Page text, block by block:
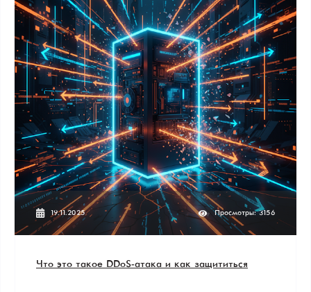
19.11.2025 Просмотры: 3156
Что это такое DDoS-атака и как защититься